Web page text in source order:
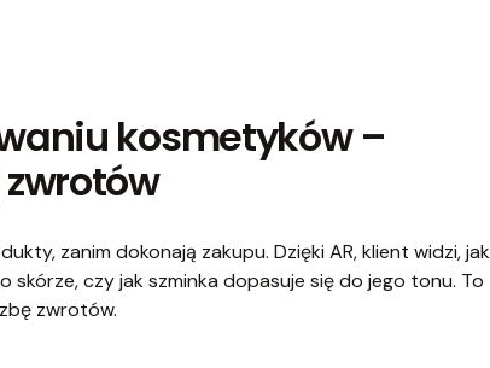
kosmetyków –
zanim dokonają zakupu. Dzięki AR, klient widzi, jak
skórze, czy jak szminka dopasuje się do jego tonu. To
zwrotów.